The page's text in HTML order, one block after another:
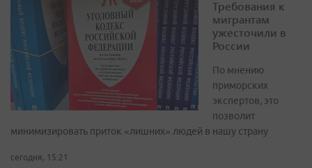
Требования к
мигрантам
ужесточили в
России
По мнению
приморских
экспертов, это
позволит
минимизировать приток «лишних» людей в нашу страну
сегодня, 15:21